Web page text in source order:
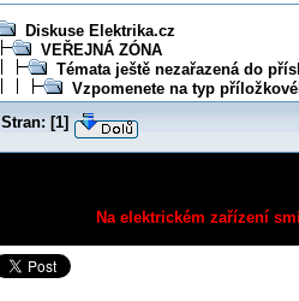
Diskuse Elektrika.cz
VEŘEJNÁ ZÓNA
Témata ještě nezařazená do
Vzpomenete na typ
Stran: [1]
Na elektrickém zařízení